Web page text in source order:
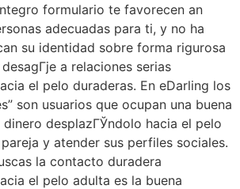
formulario te favorecen an
adecuadas para ti, y no ha
su identidad sobre forma rigurosa
a relaciones serias
el pelo duraderas. En eDarling los
son usuarios que ocupan una buena
desplazГЎndolo hacia el pelo
y atender sus perfiles sociales.
la contacto duradera
el pelo adulta es la buena